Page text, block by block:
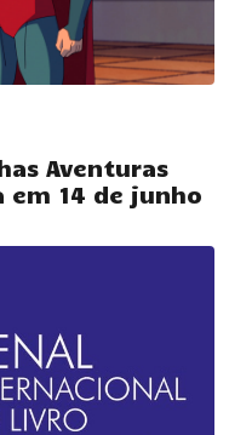
Aventuras
em 14 de junho